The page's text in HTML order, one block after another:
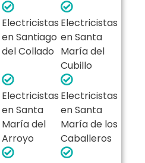
Electricistas
en Santiago
del Collado
Electricistas
en Santa
María del
Cubillo
Electricistas
en Santa
María del
Arroyo
Electricistas
en Santa
María de los
Caballeros